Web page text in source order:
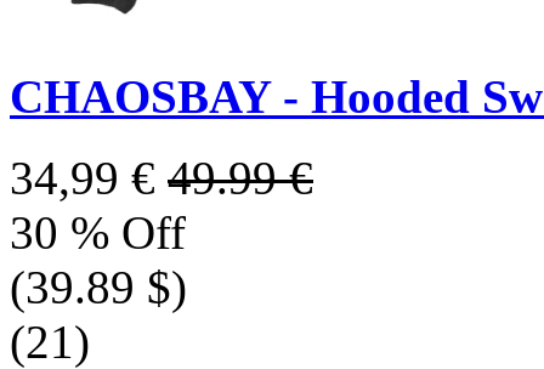
CHAOSBAY - Hooded
34,99 € 49.99 €
30 % Off
(39.89 $)
(21)